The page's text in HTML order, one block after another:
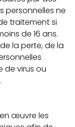
personnelles ne
traitement si
de 16 ans.
la perte, de la
de virus ou
œuvre les